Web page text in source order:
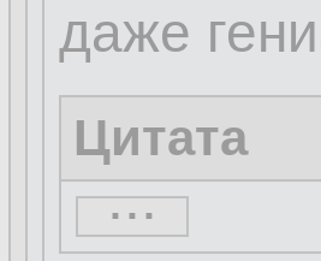
даже
Цитата
......